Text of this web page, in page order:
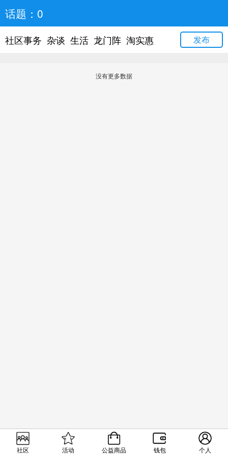
话题：0
发布
社区事务 杂谈 生活 龙门阵 淘实惠
没有更多数据
社区 活动 公益商品 钱包 个人